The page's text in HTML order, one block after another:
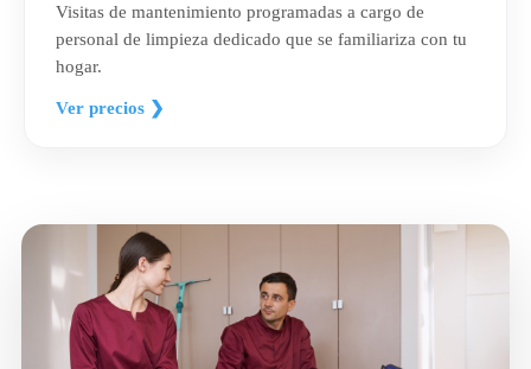
Visitas de mantenimiento programadas a cargo de
personal de limpieza dedicado que se familiariza con tu
hogar.
Ver precios ❯